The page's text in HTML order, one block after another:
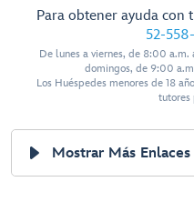
Para obtener ayuda con
52-
De lunes a viernes, de 8:00
domingos, de 9:00
Los Huéspedes menores de 18
tutores
Mostrar Más Enlaces